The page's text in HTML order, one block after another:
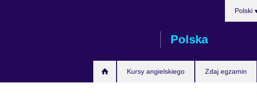
Polska
Kursy angielskiego Zdaj egzamin
Polski